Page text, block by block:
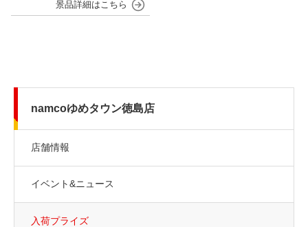
namcoゆめタウン徳島店
店舗情報
イベント&ニュース
入荷プライズ